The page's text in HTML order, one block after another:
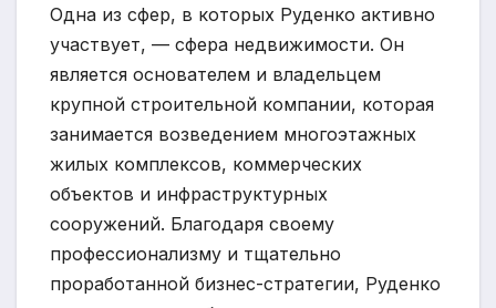
Одна из сфер, в которых Руденко активно
участвует, — сфера недвижимости. Он
является основателем и владельцем
крупной строительной компании, которая
занимается возведением многоэтажных
жилых комплексов, коммерческих
объектов и инфраструктурных
сооружений. Благодаря своему
профессионализму и тщательно
проработанной бизнес-стратегии, Руденко